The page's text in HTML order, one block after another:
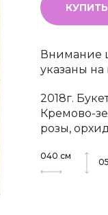
КУПИТЬ
Внимание
указаны на
2018г.
Кремово-
розы,
040 см